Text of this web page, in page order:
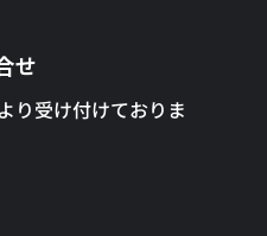
せ
り受け付けておりま